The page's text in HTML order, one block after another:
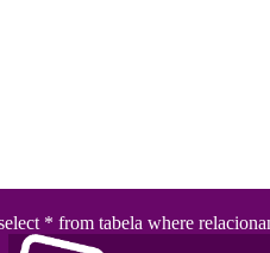
* from tabela where